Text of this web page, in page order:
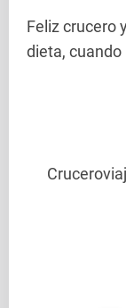
Feliz crucero
dieta, cuando